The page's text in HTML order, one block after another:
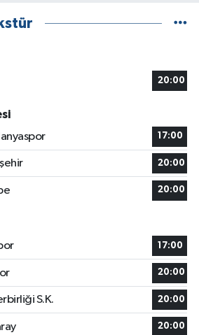
20:00
17:00
20:00
20:00
17:00
20:00
S.K. 20:00
20:00